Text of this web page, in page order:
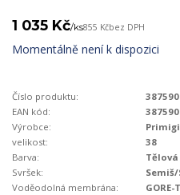
1 035 Kč/ks855 Kčbez DPH
Momentálně není k dispozici
Číslo produktu:
EAN kód:
Výrobce:
Primigi
velikost:
38
Barva:
Tělová
Svršek:
Voděodolná membrána:
GORE-